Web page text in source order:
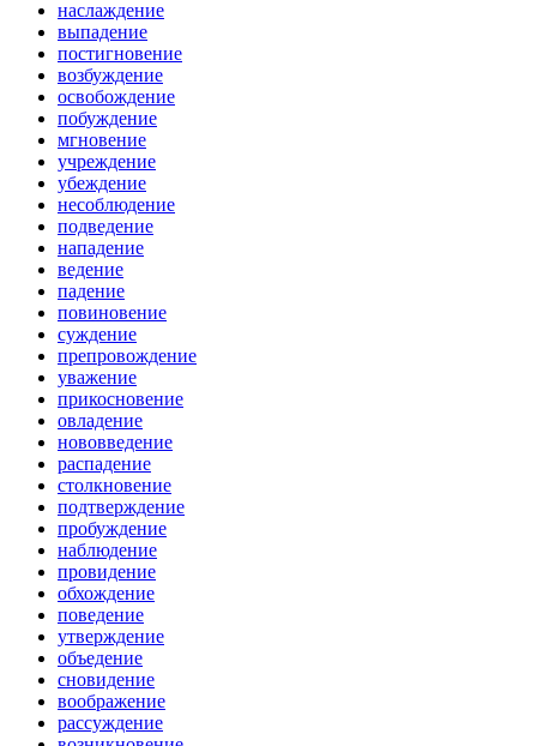
наслаждение
выпадение
постигновение
возбуждение
освобождение
побуждение
мгновение
учреждение
убеждение
несоблюдение
подведение
нападение
ведение
падение
повиновение
суждение
препровождение
уважение
прикосновение
овладение
нововведение
распадение
столкновение
подтверждение
пробуждение
наблюдение
провидение
обхождение
поведение
утверждение
объедение
сновидение
воображение
рассуждение